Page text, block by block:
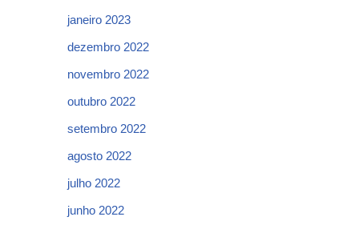
janeiro 2023
dezembro 2022
novembro 2022
outubro 2022
setembro 2022
agosto 2022
julho 2022
junho 2022